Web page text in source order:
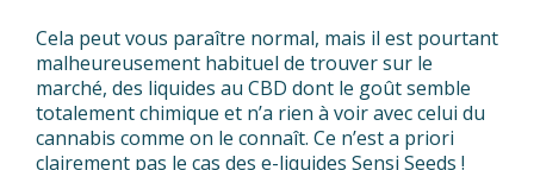
Cela peut vous paraître normal, mais il est pourtant
malheureusement habituel de trouver sur le
marché, des liquides au CBD dont le goût semble
totalement chimique et n’a rien à voir avec celui du
cannabis comme on le connaît. Ce n’est a priori
clairement pas le cas des e-liquides Sensi Seeds !